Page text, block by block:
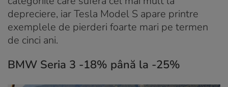
depreciere, iar Tesla Model S apare printre
exemplele de pierderi foarte mari pe termen
de cinci ani.
BMW Seria 3 -18% până la -25%